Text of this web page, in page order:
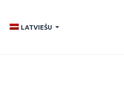
LATVIEŠU